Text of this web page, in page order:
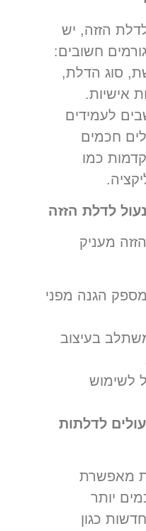
הזזה, יש
חשובים:
סוג הדלת,
אישיות.
לעמידים
חכמים
כמו
לדלת הזזה
מעניק
הגנה מפני
בעיצוב
לשימוש
לדלתות
מאפשרת
יותר
כגון